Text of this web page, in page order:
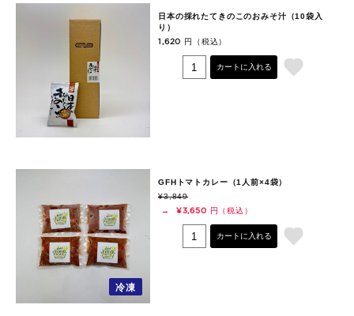
日本の採れたてきのこのおみそ汁（10袋入
り）
1,620 円（税込）
カートに入れる
冷凍
GFHトマトカレー（1人前×4袋）
¥3,849
→
¥3,650 円（税込）
カートに入れる